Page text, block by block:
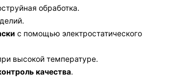
обработка.
с помощью электростатического
высокой температуре.
качества.